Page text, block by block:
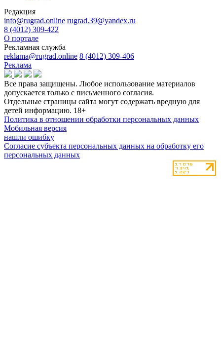
Редакция
info@rugrad.online rugrad.39@yandex.ru
8 (4012) 309-422
О портале
Рекламная служба
reklama@rugrad.online 8 (4012) 309-406
Реклама
Все права защищены. Любое использование материалов
допускается только с письменного согласия.
Отдельные страницы сайта могут содержать вредную для
детей информацию. 18+
Политика в отношении обработки персональных данных
Мобильная версия
нашли ошибку
Согласие субъекта персональных данных на обработку его
персональных данных